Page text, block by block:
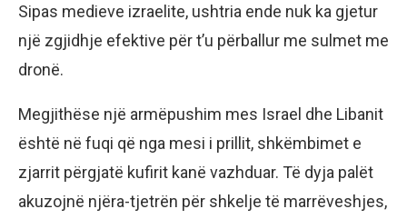
Sipas medieve izraelite, ushtria ende nuk ka gjetur
një zgjidhje efektive për t’u përballur me sulmet me
dronë.
Megjithëse një armëpushim mes Israel dhe Libanit
është në fuqi që nga mesi i prillit, shkëmbimet e
zjarrit përgjatë kufirit kanë vazhduar. Të dyja palët
akuzojnë njëra-tjetrën për shkelje të marrëveshjes,